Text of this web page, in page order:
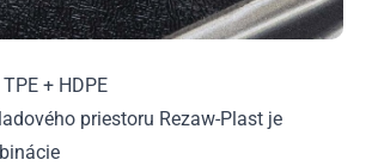
+ HDPE
priestoru Rezaw-Plast je